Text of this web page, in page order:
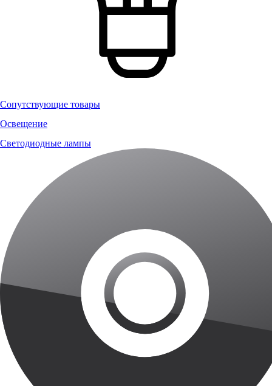
Сопутствующие товары
Освещение
Светодиодные лампы